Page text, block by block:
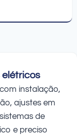
elétricos
instalação,
ajustes em
de
e preciso